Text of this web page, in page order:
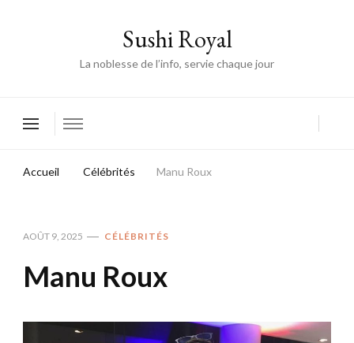
Sushi Royal
La noblesse de l’info, servie chaque jour
Accueil Célébrités Manu Roux
AOÛT 9, 2025 CÉLÉBRITÉS
Manu Roux